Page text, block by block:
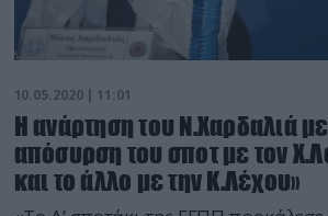
10.05.2020 | 11:01
Η ανάρτηση του Ν.Χαρδαλιά
απόσυρση του σποτ με τον
και το άλλο με την Κ.Λέχου»